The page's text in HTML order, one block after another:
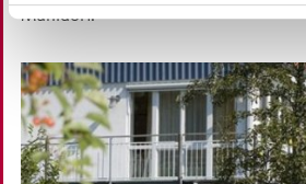
Mühldorf.